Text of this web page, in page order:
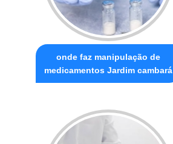
onde faz manipulação de
medicamentos Jardim cambará